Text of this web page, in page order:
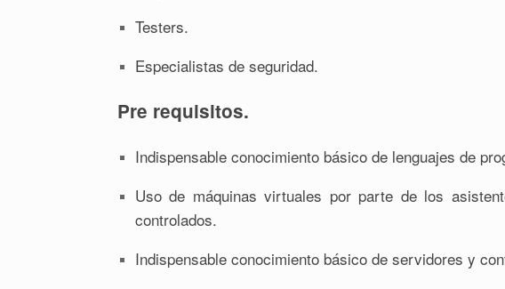
Testers.
Especialistas de seguridad.
Pre requisitos.
Indispensable conocimiento básico de lenguajes de
Uso de máquinas virtuales por parte de los
controlados.
Indispensable conocimiento básico de servidores y